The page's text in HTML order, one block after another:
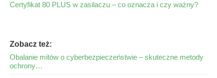
Certyfikat 80 PLUS w zasilaczu – co oznacza i czy ważny?
Zobacz też:
Obalanie mitów o cyberbezpieczeństwie – skuteczne metody
ochrony…